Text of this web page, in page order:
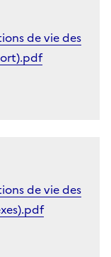
de vie des
de vie des